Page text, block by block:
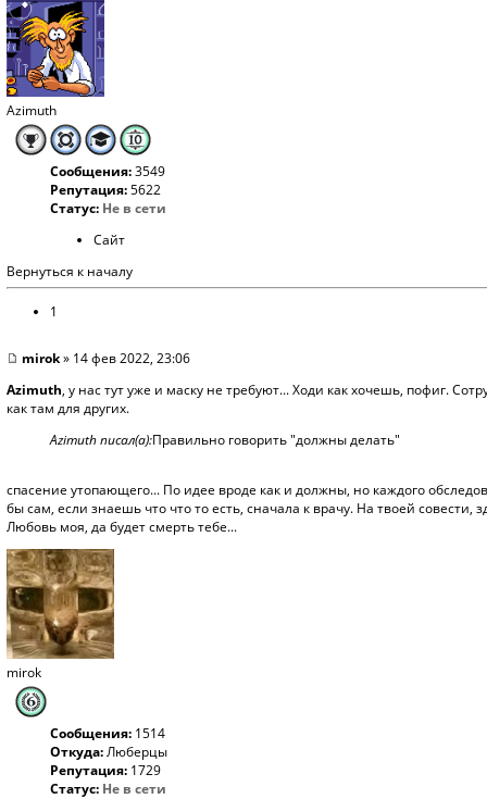
Azimuth
Сообщения:3549
Репутация:5622
Статус: Не в сети
Сайт
Вернуться к началу
1
mirok» 14 фев 2022, 23:06
Azimuth, у нас тут уже и маску не требуют... Ходи как хочешь, пофиг.
как там для других.
Azimuth писал(а):Правильно говорить "должны делать"
спасение утопающего... По идее вроде как и должны, но каждого
бы сам, если знаешь что что то есть, сначала к врачу. На твоей совести,
Любовь моя, да будет смерть тебе...
mirok
Сообщения: 1514
Откуда:Люберцы
Репутация: 1729
Статус: Не в сети